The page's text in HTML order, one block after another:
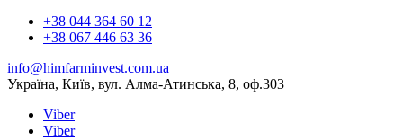
+38 044 364 60 12
+38 067 446 63 36
info@himfarminvest.com.ua
Україна, Київ, вул. Алма-Атинська, 8, оф.303
Viber
Viber